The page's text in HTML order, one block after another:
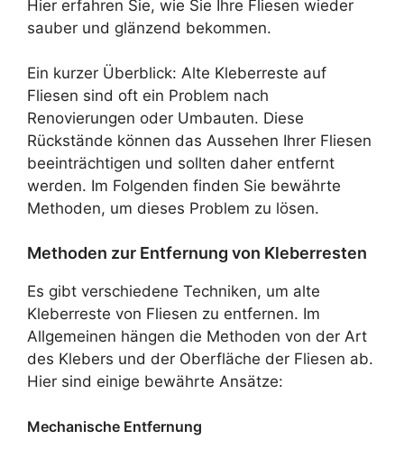
Hier erfahren Sie, wie Sie Ihre Fliesen wieder
sauber und glänzend bekommen.
Ein kurzer Überblick: Alte Kleberreste auf
Fliesen sind oft ein Problem nach
Renovierungen oder Umbauten. Diese
Rückstände können das Aussehen Ihrer Fliesen
beeinträchtigen und sollten daher entfernt
werden. Im Folgenden finden Sie bewährte
Methoden, um dieses Problem zu lösen.
Methoden zur Entfernung von Kleberresten
Es gibt verschiedene Techniken, um alte
Kleberreste von Fliesen zu entfernen. Im
Allgemeinen hängen die Methoden von der Art
des Klebers und der Oberfläche der Fliesen ab.
Hier sind einige bewährte Ansätze:
Mechanische Entfernung